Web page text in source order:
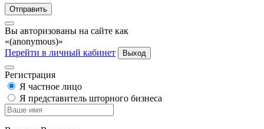
Отправить
Вы авторизованы на сайте как
«(anonymous)»
Перейти в личный кабинет
Выход
Регистрация
Я частное лицо
Я представитель шторного бизнеса